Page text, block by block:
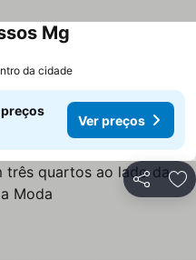
Mg
da cidade
preços
Ver preços
Partilhar